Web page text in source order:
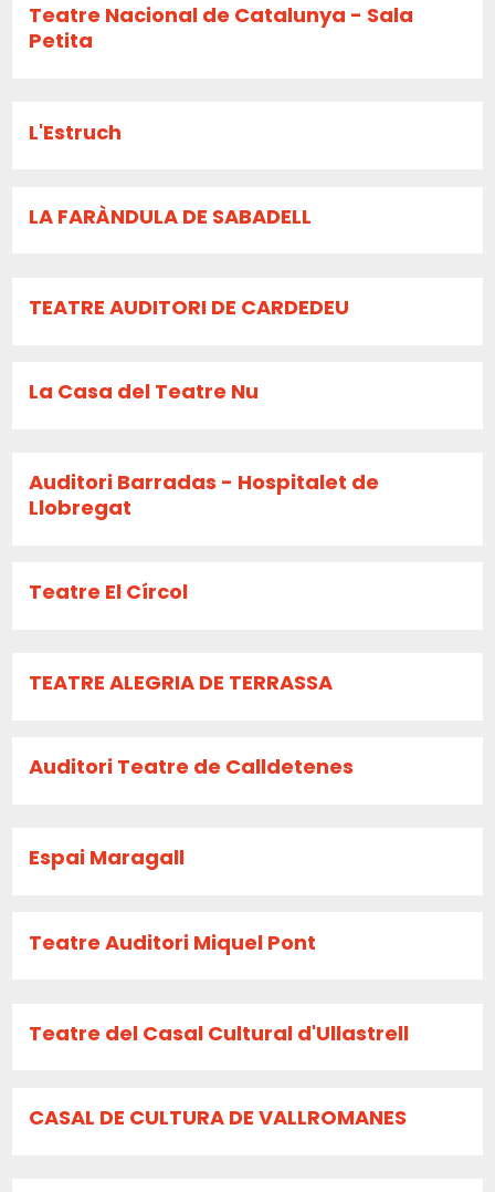
Teatre Nacional de Catalunya - Sala
Petita
L'Estruch
LA FARÀNDULA DE SABADELL
TEATRE AUDITORI DE CARDEDEU
La Casa del Teatre Nu
Auditori Barradas - Hospitalet de
Llobregat
Teatre El Círcol
TEATRE ALEGRIA DE TERRASSA
Auditori Teatre de Calldetenes
Espai Maragall
Teatre Auditori Miquel Pont
Teatre del Casal Cultural d'Ullastrell
CASAL DE CULTURA DE VALLROMANES